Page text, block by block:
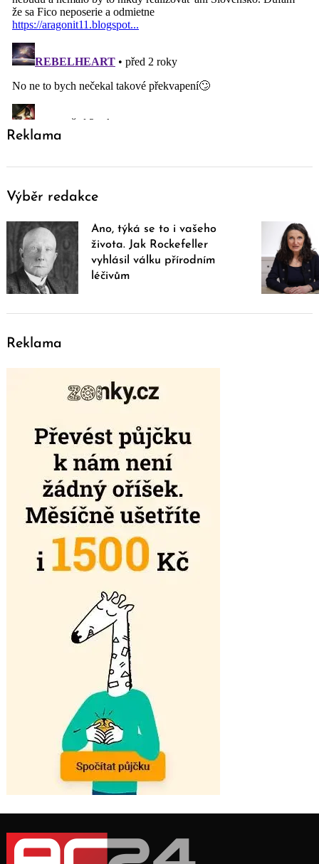
Reklama
Výběr redakce
Ano, týká se to i vašeho
života. Jak Rockefeller
vyhlásil válku přírodním
léčivům
Reklama